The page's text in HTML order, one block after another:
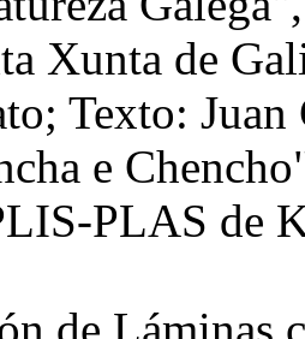
Xunta de
Texto:
e
PLAS de
de Láminas